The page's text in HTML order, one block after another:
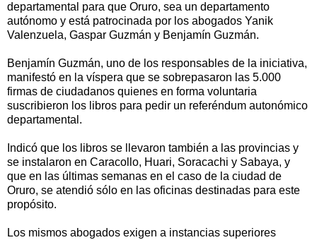
departamental para que Oruro, sea un departamento
autónomo y está patrocinada por los abogados Yanik
Valenzuela, Gaspar Guzmán y Benjamín Guzmán.
Benjamín Guzmán, uno de los responsables de la iniciativa,
manifestó en la víspera que se sobrepasaron las 5.000
firmas de ciudadanos quienes en forma voluntaria
suscribieron los libros para pedir un referéndum autonómico
departamental.
Indicó que los libros se llevaron también a las provincias y
se instalaron en Caracollo, Huari, Soracachi y Sabaya, y
que en las últimas semanas en el caso de la ciudad de
Oruro, se atendió sólo en las oficinas destinadas para este
propósito.
Los mismos abogados exigen a instancias superiores